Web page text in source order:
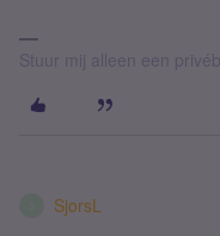
Stuur mij alleen een
SjorsL